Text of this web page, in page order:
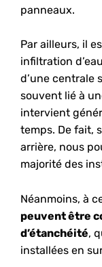
panneaux.
Par ailleurs, il
infiltration
d’une centrale
souvent lié à
intervient
temps. De fait,
arrière, nous
majorité des
Néanmoins, à
peuvent être
d’étanchéité,
installées en